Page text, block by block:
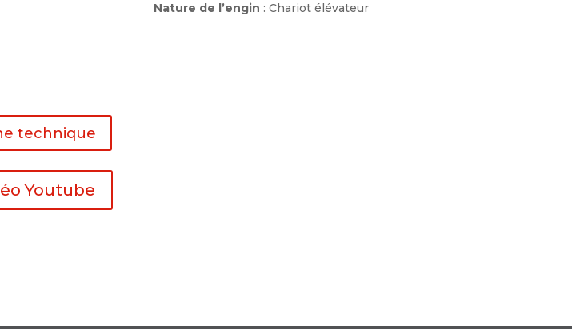
Nature de l’engin : Chariot élévateur
technique
Youtube